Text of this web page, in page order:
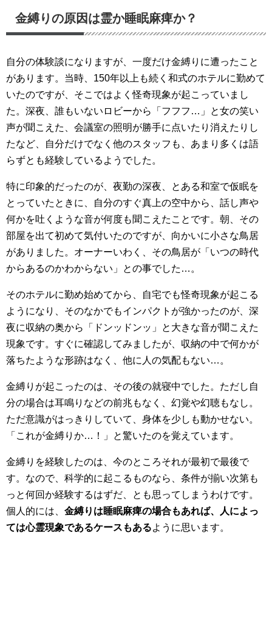
金縛りの原因は霊か睡眠麻痺か？
自分の体験談になりますが、一度だけ金縛りに遭ったこと
があります。当時、150年以上も続く和式のホテルに勤めて
いたのですが、そこではよく怪奇現象が起こっていまし
た。深夜、誰もいないロビーから「フフフ…」と女の笑い
声が聞こえた、会議室の照明が勝手に点いたり消えたりし
たなど、自分だけでなく他のスタッフも、あまり多くは語
らずとも経験しているようでした。
特に印象的だったのが、夜勤の深夜、とある和室で仮眠を
とっていたときに、自分のすぐ真上の空中から、話し声や
何かを吐くような音が何度も聞こえたことです。朝、その
部屋を出て初めて気付いたのですが、向かいに小さな鳥居
がありました。オーナーいわく、その鳥居が「いつの時代
からあるのかわからない」との事でした…。
そのホテルに勤め始めてから、自宅でも怪奇現象が起こる
ようになり、そのなかでもインパクトが強かったのが、深
夜に収納の奥から「ドンッドンッ」と大きな音が聞こえた
現象です。すぐに確認してみましたが、収納の中で何かが
落ちたような形跡はなく、他に人の気配もない…。
金縛りが起こったのは、その後の就寝中でした。ただし自
分の場合は耳鳴りなどの前兆もなく、幻覚や幻聴もなし。
ただ意識がはっきりしていて、身体を少しも動かせない。
「これが金縛りか…！」と驚いたのを覚えています。
金縛りを経験したのは、今のところそれが最初で最後で
す。なので、科学的に起こるものなら、条件が揃い次第も
っと何回か経験するはずだ、とも思ってしまうわけです。
個人的には、 金縛りは睡眠麻痺の場合もあれば、人によっ
ては心霊現象であるケースもあるように思います。